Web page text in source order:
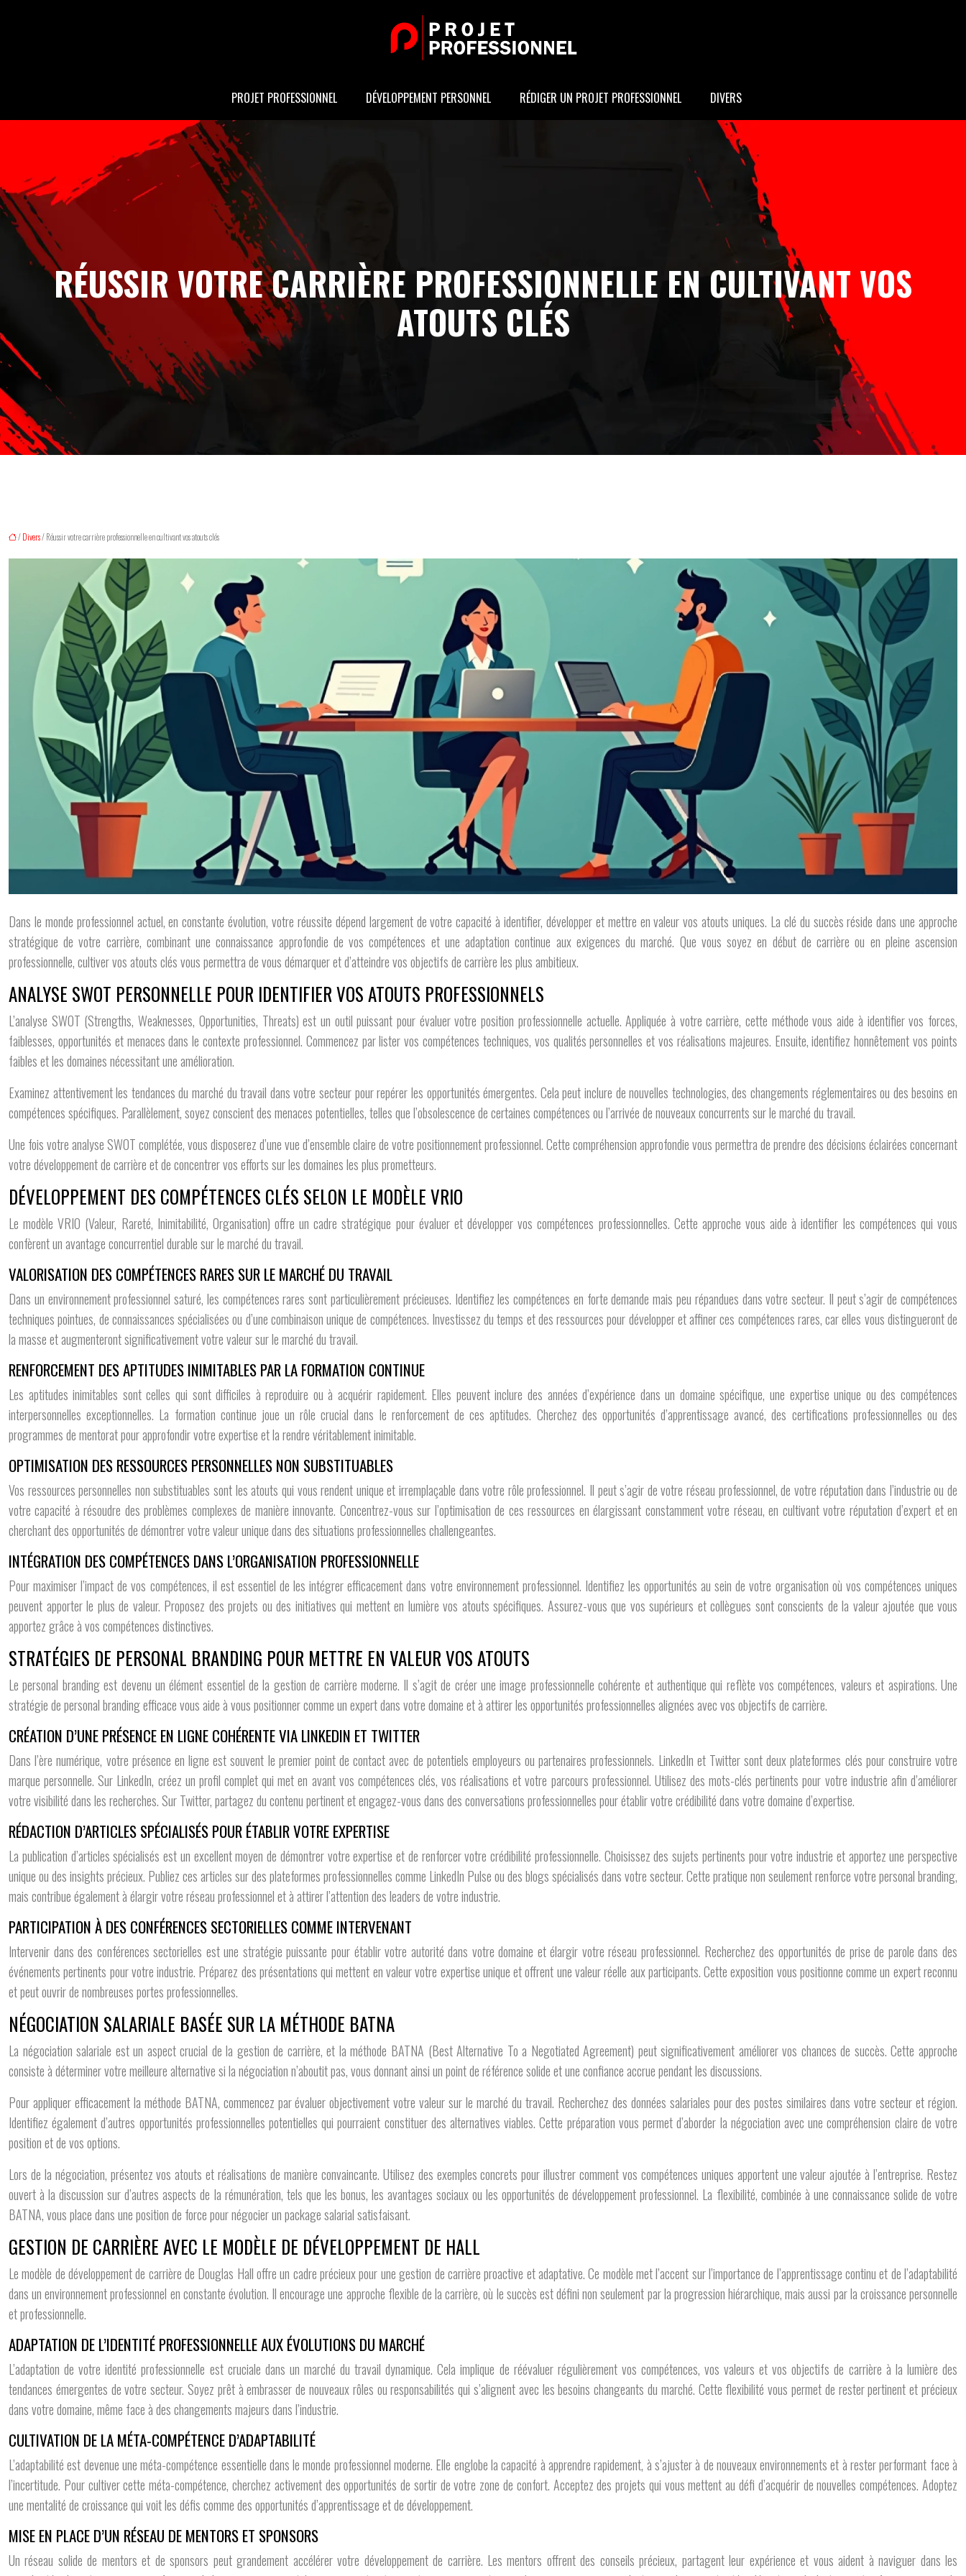
PROJET PROFESSIONNEL DÉVELOPPEMENT PERSONNEL RÉDIGER UN PROJET PROFESSIONNEL DIVERS
RÉUSSIR VOTRE CARRIÈRE PROFESSIONNELLE EN CULTIVANT VOS
ATOUTS CLÉS
/Divers/ Réussir votre carrière professionnelle en cultivant vos atouts clés
Dans le monde professionnel actuel, en constante évolution, votre réussite dépend largement de votre capacité à identifier, développer et mettre en valeur vos atouts uniques. La clé du succès réside dans une approche
stratégique de votre carrière, combinant une connaissance approfondie de vos compétences et une adaptation continue aux exigences du marché. Que vous soyez en début de carrière ou en pleine ascension
professionnelle, cultiver vos atouts clés vous permettra de vous démarquer et d’atteindre vos objectifs de carrière les plus ambitieux.
ANALYSE SWOT PERSONNELLE POUR IDENTIFIER VOS ATOUTS PROFESSIONNELS
L’analyse SWOT (Strengths, Weaknesses, Opportunities, Threats) est un outil puissant pour évaluer votre position professionnelle actuelle. Appliquée à votre carrière, cette méthode vous aide à identifier vos forces,
faiblesses, opportunités et menaces dans le contexte professionnel. Commencez par lister vos compétences techniques, vos qualités personnelles et vos réalisations majeures. Ensuite, identifiez honnêtement vos points
faibles et les domaines nécessitant une amélioration.
Examinez attentivement les tendances du marché du travail dans votre secteur pour repérer les opportunités émergentes. Cela peut inclure de nouvelles technologies, des changements réglementaires ou des besoins en
compétences spécifiques. Parallèlement, soyez conscient des menaces potentielles, telles que l’obsolescence de certaines compétences ou l’arrivée de nouveaux concurrents sur le marché du travail.
Une fois votre analyse SWOT complétée, vous disposerez d’une vue d’ensemble claire de votre positionnement professionnel. Cette compréhension approfondie vous permettra de prendre des décisions éclairées concernant
votre développement de carrière et de concentrer vos efforts sur les domaines les plus prometteurs.
DÉVELOPPEMENT DES COMPÉTENCES CLÉS SELON LE MODÈLE VRIO
Le modèle VRIO (Valeur, Rareté, Inimitabilité, Organisation) offre un cadre stratégique pour évaluer et développer vos compétences professionnelles. Cette approche vous aide à identifier les compétences qui vous
confèrent un avantage concurrentiel durable sur le marché du travail.
VALORISATION DES COMPÉTENCES RARES SUR LE MARCHÉ DU TRAVAIL
Dans un environnement professionnel saturé, les compétences rares sont particulièrement précieuses. Identifiez les compétences en forte demande mais peu répandues dans votre secteur. Il peut s’agir de compétences
techniques pointues, de connaissances spécialisées ou d’une combinaison unique de compétences. Investissez du temps et des ressources pour développer et affiner ces compétences rares, car elles vous distingueront de
la masse et augmenteront significativement votre valeur sur le marché du travail.
RENFORCEMENT DES APTITUDES INIMITABLES PAR LA FORMATION CONTINUE
Les aptitudes inimitables sont celles qui sont difficiles à reproduire ou à acquérir rapidement. Elles peuvent inclure des années d’expérience dans un domaine spécifique, une expertise unique ou des compétences
interpersonnelles exceptionnelles. La formation continue joue un rôle crucial dans le renforcement de ces aptitudes. Cherchez des opportunités d’apprentissage avancé, des certifications professionnelles ou des
programmes de mentorat pour approfondir votre expertise et la rendre véritablement inimitable.
OPTIMISATION DES RESSOURCES PERSONNELLES NON SUBSTITUABLES
Vos ressources personnelles non substituables sont les atouts qui vous rendent unique et irremplaçable dans votre rôle professionnel. Il peut s’agir de votre réseau professionnel, de votre réputation dans l’industrie ou de
votre capacité à résoudre des problèmes complexes de manière innovante. Concentrez-vous sur l’optimisation de ces ressources en élargissant constamment votre réseau, en cultivant votre réputation d’expert et en
cherchant des opportunités de démontrer votre valeur unique dans des situations professionnelles challengeantes.
INTÉGRATION DES COMPÉTENCES DANS L’ORGANISATION PROFESSIONNELLE
Pour maximiser l’impact de vos compétences, il est essentiel de les intégrer efficacement dans votre environnement professionnel. Identifiez les opportunités au sein de votre organisation où vos compétences uniques
peuvent apporter le plus de valeur. Proposez des projets ou des initiatives qui mettent en lumière vos atouts spécifiques. Assurez-vous que vos supérieurs et collègues sont conscients de la valeur ajoutée que vous
apportez grâce à vos compétences distinctives.
STRATÉGIES DE PERSONAL BRANDING POUR METTRE EN VALEUR VOS ATOUTS
Le personal branding est devenu un élément essentiel de la gestion de carrière moderne. Il s’agit de créer une image professionnelle cohérente et authentique qui reflète vos compétences, valeurs et aspirations. Une
stratégie de personal branding efficace vous aide à vous positionner comme un expert dans votre domaine et à attirer les opportunités professionnelles alignées avec vos objectifs de carrière.
CRÉATION D’UNE PRÉSENCE EN LIGNE COHÉRENTE VIA LINKEDIN ET TWITTER
Dans l’ère numérique, votre présence en ligne est souvent le premier point de contact avec de potentiels employeurs ou partenaires professionnels. LinkedIn et Twitter sont deux plateformes clés pour construire votre
marque personnelle. Sur LinkedIn, créez un profil complet qui met en avant vos compétences clés, vos réalisations et votre parcours professionnel. Utilisez des mots-clés pertinents pour votre industrie afin d’améliorer
votre visibilité dans les recherches. Sur Twitter, partagez du contenu pertinent et engagez-vous dans des conversations professionnelles pour établir votre crédibilité dans votre domaine d’expertise.
RÉDACTION D’ARTICLES SPÉCIALISÉS POUR ÉTABLIR VOTRE EXPERTISE
La publication d’articles spécialisés est un excellent moyen de démontrer votre expertise et de renforcer votre crédibilité professionnelle. Choisissez des sujets pertinents pour votre industrie et apportez une perspective
unique ou des insights précieux. Publiez ces articles sur des plateformes professionnelles comme LinkedIn Pulse ou des blogs spécialisés dans votre secteur. Cette pratique non seulement renforce votre personal branding,
mais contribue également à élargir votre réseau professionnel et à attirer l’attention des leaders de votre industrie.
PARTICIPATION À DES CONFÉRENCES SECTORIELLES COMME INTERVENANT
Intervenir dans des conférences sectorielles est une stratégie puissante pour établir votre autorité dans votre domaine et élargir votre réseau professionnel. Recherchez des opportunités de prise de parole dans des
événements pertinents pour votre industrie. Préparez des présentations qui mettent en valeur votre expertise unique et offrent une valeur réelle aux participants. Cette exposition vous positionne comme un expert reconnu
et peut ouvrir de nombreuses portes professionnelles.
NÉGOCIATION SALARIALE BASÉE SUR LA MÉTHODE BATNA
La négociation salariale est un aspect crucial de la gestion de carrière, et la méthode BATNA (Best Alternative To a Negotiated Agreement) peut significativement améliorer vos chances de succès. Cette approche
consiste à déterminer votre meilleure alternative si la négociation n’aboutit pas, vous donnant ainsi un point de référence solide et une confiance accrue pendant les discussions.
Pour appliquer efficacement la méthode BATNA, commencez par évaluer objectivement votre valeur sur le marché du travail. Recherchez des données salariales pour des postes similaires dans votre secteur et région.
Identifiez également d’autres opportunités professionnelles potentielles qui pourraient constituer des alternatives viables. Cette préparation vous permet d’aborder la négociation avec une compréhension claire de votre
position et de vos options.
Lors de la négociation, présentez vos atouts et réalisations de manière convaincante. Utilisez des exemples concrets pour illustrer comment vos compétences uniques apportent une valeur ajoutée à l’entreprise. Restez
ouvert à la discussion sur d’autres aspects de la rémunération, tels que les bonus, les avantages sociaux ou les opportunités de développement professionnel. La flexibilité, combinée à une connaissance solide de votre
BATNA, vous place dans une position de force pour négocier un package salarial satisfaisant.
GESTION DE CARRIÈRE AVEC LE MODÈLE DE DÉVELOPPEMENT DE HALL
Le modèle de développement de carrière de Douglas Hall offre un cadre précieux pour une gestion de carrière proactive et adaptative. Ce modèle met l’accent sur l’importance de l’apprentissage continu et de l’adaptabilité
dans un environnement professionnel en constante évolution. Il encourage une approche flexible de la carrière, où le succès est défini non seulement par la progression hiérarchique, mais aussi par la croissance personnelle
et professionnelle.
ADAPTATION DE L’IDENTITÉ PROFESSIONNELLE AUX ÉVOLUTIONS DU MARCHÉ
L’adaptation de votre identité professionnelle est cruciale dans un marché du travail dynamique. Cela implique de réévaluer régulièrement vos compétences, vos valeurs et vos objectifs de carrière à la lumière des
tendances émergentes de votre secteur. Soyez prêt à embrasser de nouveaux rôles ou responsabilités qui s’alignent avec les besoins changeants du marché. Cette flexibilité vous permet de rester pertinent et précieux
dans votre domaine, même face à des changements majeurs dans l’industrie.
CULTIVATION DE LA MÉTA-COMPÉTENCE D’ADAPTABILITÉ
L’adaptabilité est devenue une méta-compétence essentielle dans le monde professionnel moderne. Elle englobe la capacité à apprendre rapidement, à s’ajuster à de nouveaux environnements et à rester performant face à
l’incertitude. Pour cultiver cette méta-compétence, cherchez activement des opportunités de sortir de votre zone de confort. Acceptez des projets qui vous mettent au défi d’acquérir de nouvelles compétences. Adoptez
une mentalité de croissance qui voit les défis comme des opportunités d’apprentissage et de développement.
MISE EN PLACE D’UN RÉSEAU DE MENTORS ET SPONSORS
Un réseau solide de mentors et de sponsors peut grandement accélérer votre développement de carrière. Les mentors offrent des conseils précieux, partagent leur expérience et vous aident à naviguer dans les